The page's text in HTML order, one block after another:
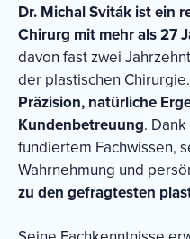
Dr. Michal Sviták ist ein
Chirurg mit mehr als 27
davon fast zwei
der plastischen Chirurgie.
Präzision, natürliche
Kundenbetreuung.
fundiertem Fachwissen,
Wahrnehmung und
zu den gefragtesten